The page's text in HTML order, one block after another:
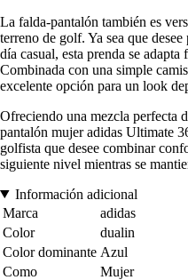
La falda-pantalón también es
terreno de golf. Ya sea que
día casual, esta prenda se
Combinada con una simple
excelente opción para un look
Ofreciendo una mezcla perfecta
pantalón mujer adidas Ultimate
golfista que desee combinar
siguiente nivel mientras se
Información adicional
Marca
adidas
Color
dualin
Color dominante Azul
Como
Mujer